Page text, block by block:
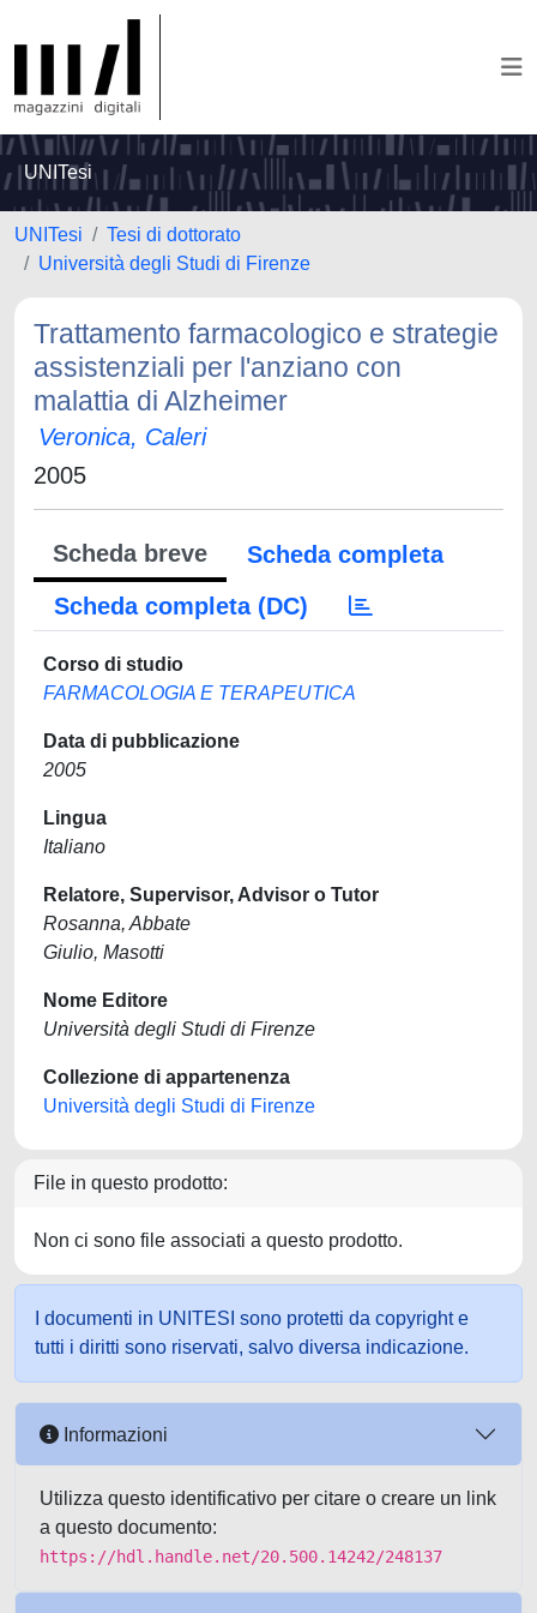
UNITesi
UNITesi
Tesi di dottorato
Università degli Studi di Firenze
Trattamento farmacologico e strategie
assistenziali per l'anziano con
malattia di Alzheimer
Veronica, Caleri
2005
Scheda breve
Scheda completa
Scheda completa (DC)
Corso di studio
FARMACOLOGIA E TERAPEUTICA
Data di pubblicazione
2005
Lingua
Italiano
Relatore, Supervisor, Advisor o Tutor
Rosanna, Abbate
Giulio, Masotti
Nome Editore
Università degli Studi di Firenze
Collezione di appartenenza
Università degli Studi di Firenze
File in questo prodotto:
Non ci sono file associati a questo prodotto.
I documenti in UNITESI sono protetti da copyright e
tutti i diritti sono riservati, salvo diversa indicazione.
Informazioni
Utilizza questo identificativo per citare o creare un link
a questo documento:
https://hdl.handle.net/20.500.14242/248137